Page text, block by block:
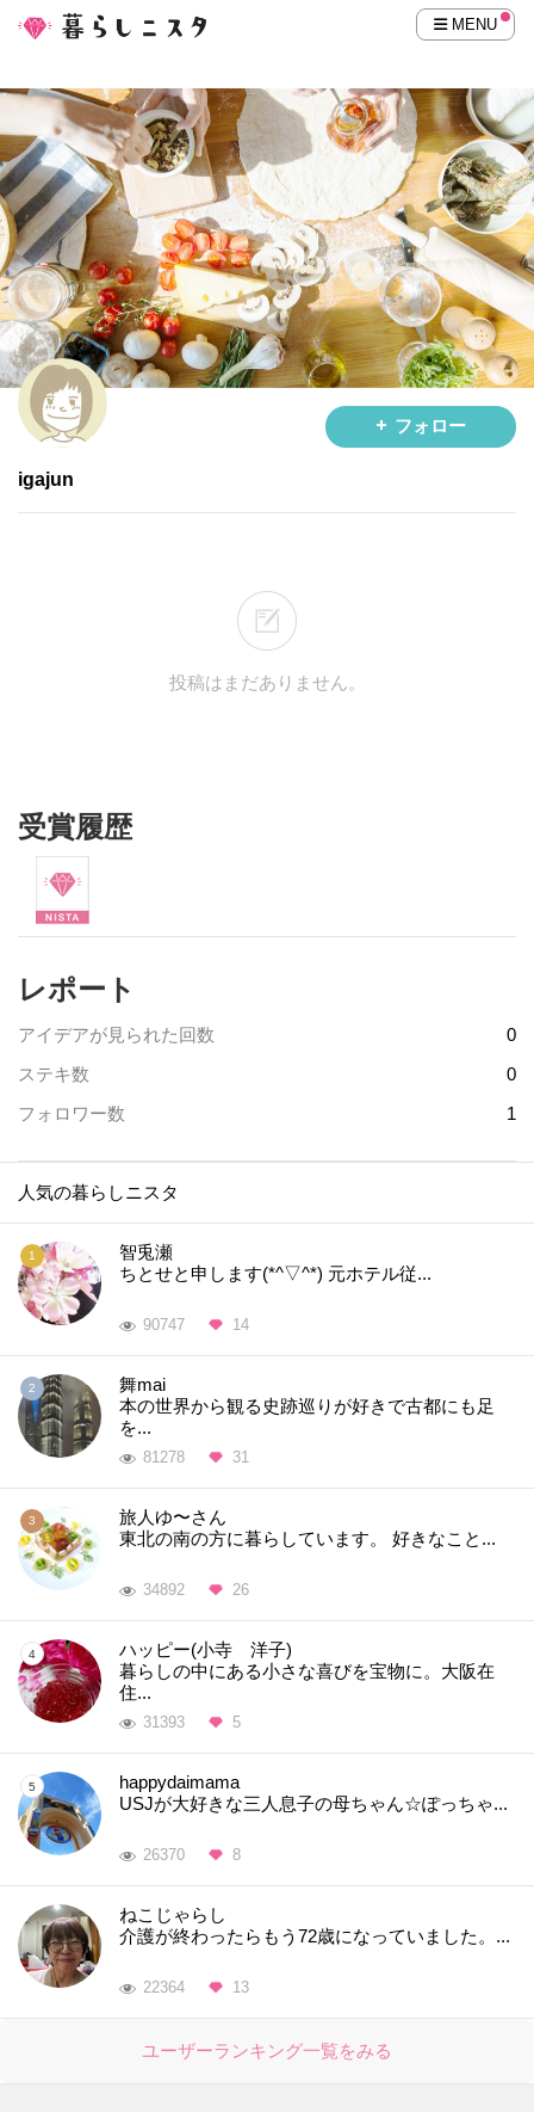
MENU
フォロー
igajun
投稿はまだありません。
受賞履歴
レポート
アイデアが見られた回数
0
ステキ数
0
フォロワー数
1
人気の暮らしニスタ
智兎瀬
ちとせと申します(*^▽^*) 元ホテル従...
90747 14
舞mai
本の世界から観る史跡巡りが好きで古都にも足
を...
81278 31
旅人ゆ〜さん
東北の南の方に暮らしています。 好きなこと...
34892 26
ハッピー(小寺 洋子)
暮らしの中にある小さな喜びを宝物に。大阪在
住...
31393 5
happydaimama
USJが大好きな三人息子の母ちゃん☆ぽっちゃ...
26370 8
ねこじゃらし
介護が終わったらもう72歳になっていました。...
22364 13
ユーザーランキング一覧をみる